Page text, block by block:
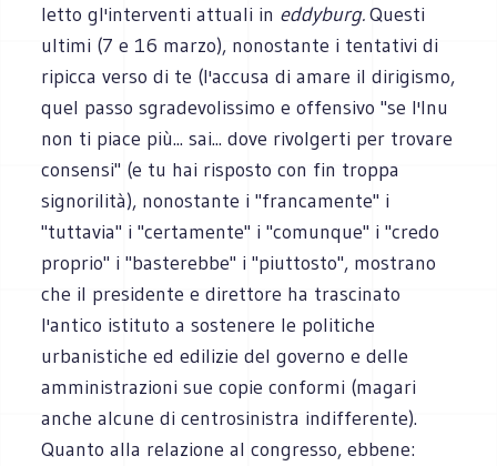
letto gl'interventi attuali in eddyburg.Questi
ultimi (7 e 16 marzo), nonostante i tentativi di
ripicca verso di te (l'accusa di amare il dirigismo,
quel passo sgradevolissimo e offensivo "se l'Inu
non ti piace più... sai... dove rivolgerti per trovare
consensi" (e tu hai risposto con fin troppa
signorilità), nonostante i "francamente" i
"tuttavia" i "certamente" i "comunque" i "credo
proprio" i "basterebbe" i "piuttosto", mostrano
che il presidente e direttore ha trascinato
l'antico istituto a sostenere le politiche
urbanistiche ed edilizie del governo e delle
amministrazioni sue copie conformi (magari
anche alcune di centrosinistra indifferente).
Quanto alla relazione al congresso, ebbene: